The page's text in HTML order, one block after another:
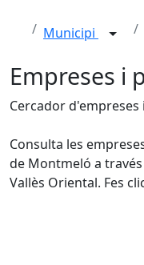
Municipi
Empreses i
Cercador
Consulta les
de Montmeló a
Vallès Oriental. Fes